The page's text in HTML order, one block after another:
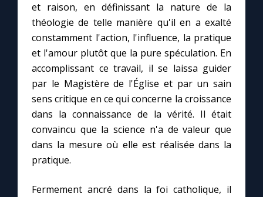
et raison, en définissant la nature de la
théologie de telle manière qu'il en a exalté
constamment l'action, l'influence, la pratique
et l'amour plutôt que la pure spéculation. En
accomplissant ce travail, il se laissa guider
par le Magistère de l'Église et par un sain
sens critique en ce qui concerne la croissance
dans la connaissance de la vérité. Il était
convaincu que la science n'a de valeur que
dans la mesure où elle est réalisée dans la
pratique.
Fermement ancré dans la foi catholique, il